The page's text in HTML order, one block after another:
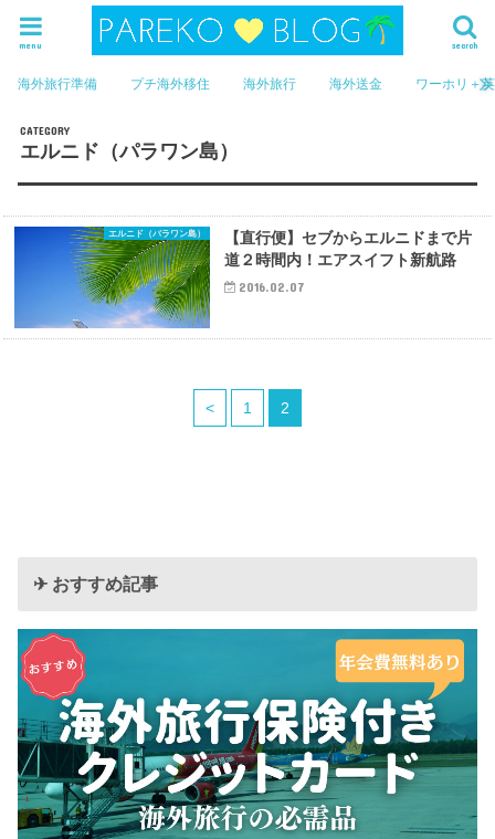
search
menu
海外旅行準備 プチ海外移住 海外旅行 海外送金 ワーホリ＋
エルニド（パラワン島）
エルニド（パラワン島）
【直行便】セブからエルニドまで片
道２時間内！エアスイフト新航路
2016.02.07
< 1 2
✈︎ おすすめ記事